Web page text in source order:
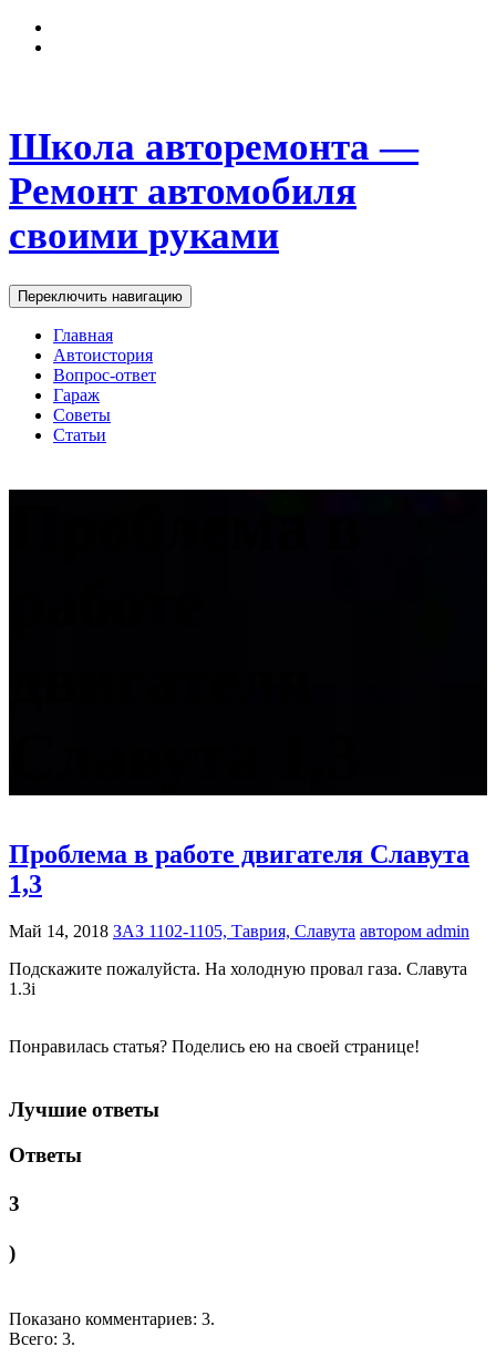
Школа авторемонта —
Ремонт автомобиля
своими руками
Переключить навигацию
Главная
Автоистория
Вопрос-ответ
Гараж
Советы
Статьи
Проблема в работе двигателя Славута
1,3
Май 14, 2018 ЗАЗ 1102-1105, Таврия, Славута автором admin
Подскажите пожалуйста. На холодную провал газа. Славута
1.3і
Понравилась статья? Поделись ею на своей странице!
Лучшие ответы
Ответы
3
)
Показано комментариев: 3.
Всего: 3.